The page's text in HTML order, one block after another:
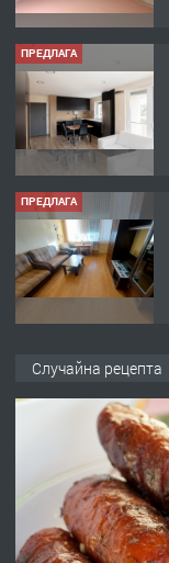
ПРЕДЛАГА
ПРЕДЛАГА
ПРЕДЛАГА
Случайна рецепта